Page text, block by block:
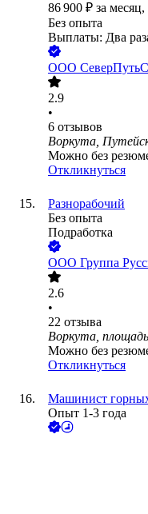
86 900 ₽ за месяц,
Без опыта
Выплаты: Два
ООО
2.9
•
6 отзывов
Воркута,
Можно без
Откликнуться
Разнорабочий
Без опыта
Подработка
ООО Группа
2.6
•
22 отзыва
Воркута,
Можно без
Откликнуться
Машинист
Опыт 1-3 года